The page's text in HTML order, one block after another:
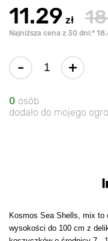
11.29 zł
Najniższa cena z 30 dni:*
- +
0 osób
dodało do mojego
Kosmos Sea Shells, mix to
wysokości do 100 cm z